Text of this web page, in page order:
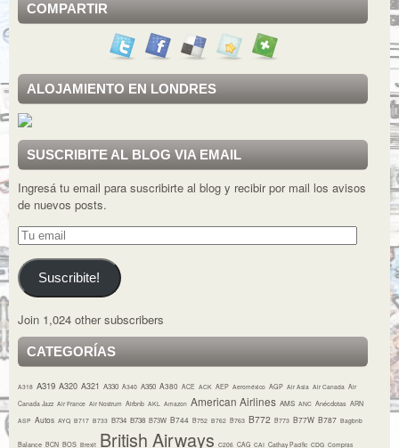
COMPARTIR
ALOJAMIENTO EN LONDRES
SUSCRIBITE AL BLOG VIA EMAIL
Ingresá tu email para suscribirte al blog y recibir por mail los avisos
de nuevos posts.
Tu
email
Suscribite!
Join 1,024 other subscribers
CATEGORÍAS
A318 A319 A320 A321 A330 A340 A350 A380 ACE ACK AEP Aeroméxico AGP Air Asia Air Canada Air
Canada Jazz Air France Air Nostrum Airbnb AKL Amazon American Airlines AMS ANC Anécdotas ARN
ASP Autos AYQ B717 B733 B734 B738 B73W B744 B752 B762 B763 B772 B773 B77W B787 Bagbnb
Balance BCN BOS Brexit British Airways C206 CAG CAI Cathay Pacific CDG Compras